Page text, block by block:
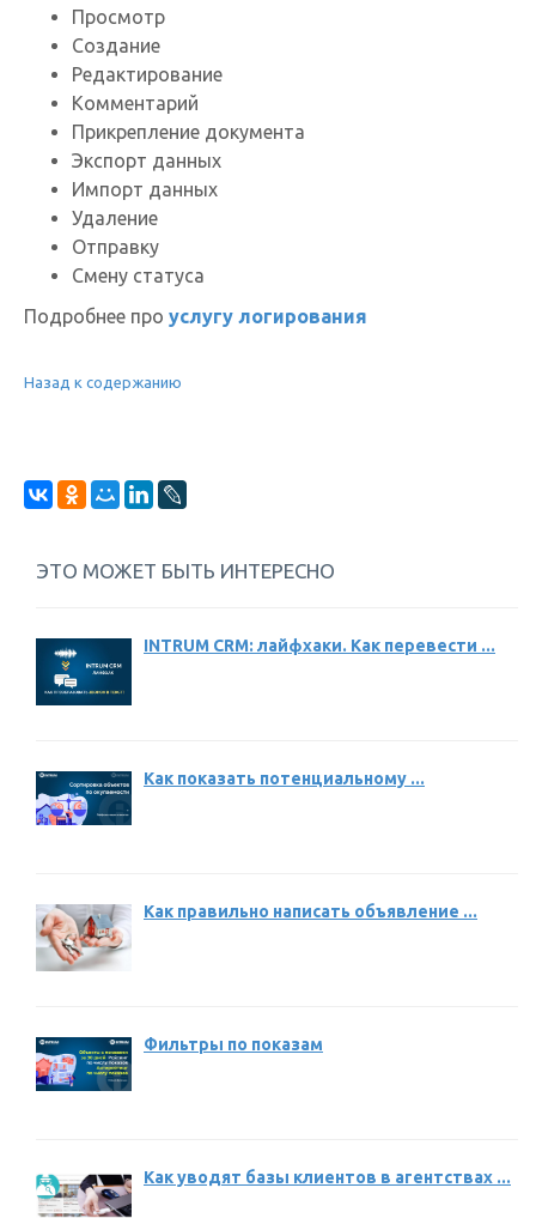
Просмотр
Создание
Редактирование
Комментарий
Прикрепление документа
Экспорт данных
Импорт данных
Удаление
Отправку
Смену статуса
Подробнее про услугу логирования
Назад к содержанию
ЭТО МОЖЕТ БЫТЬ ИНТЕРЕСНО
INTRUM CRM: лайфхаки. Как перевести ...
Как показать потенциальному ...
Как правильно написать объявление ...
Фильтры по показам
Как уводят базы клиентов в агентствах ...